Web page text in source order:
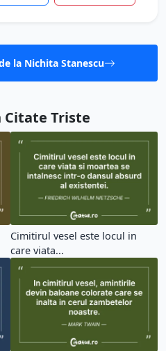
la Nichita Stanescu
Citate Triste
Cimitirul vesel este locul in
care viata...